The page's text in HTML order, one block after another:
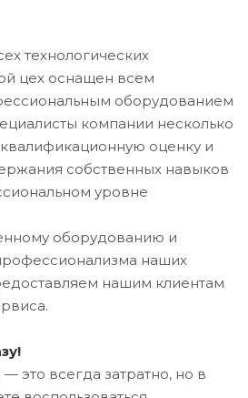
технологических
цех оснащен всем
оборудованием
компании несколько
оценку и
собственных навыков
уровне
оборудованию и
наших
нашим клиентам
это всегда затратно, но в